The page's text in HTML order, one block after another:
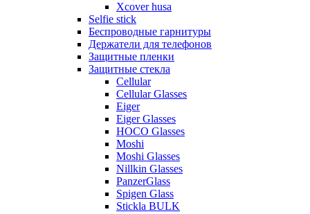
Xcover husa
Selfie stick
Беспроводные гарнитуры
Держатели для телефонов
Защитные пленки
Защитные стекла
Cellular
Cellular Glasses
Eiger
Eiger Glasses
HOCO Glasses
Moshi
Moshi Glasses
Nillkin Glasses
PanzerGlass
Spigen Glass
Stickla BULK